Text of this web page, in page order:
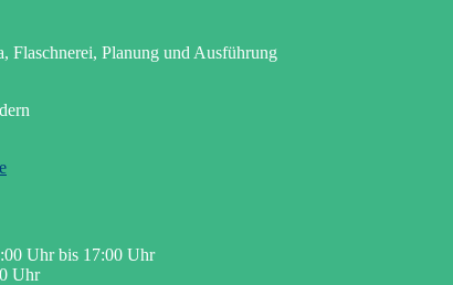
Flaschnerei, Planung und Ausführung
Uhr bis 17:00 Uhr
Uhr